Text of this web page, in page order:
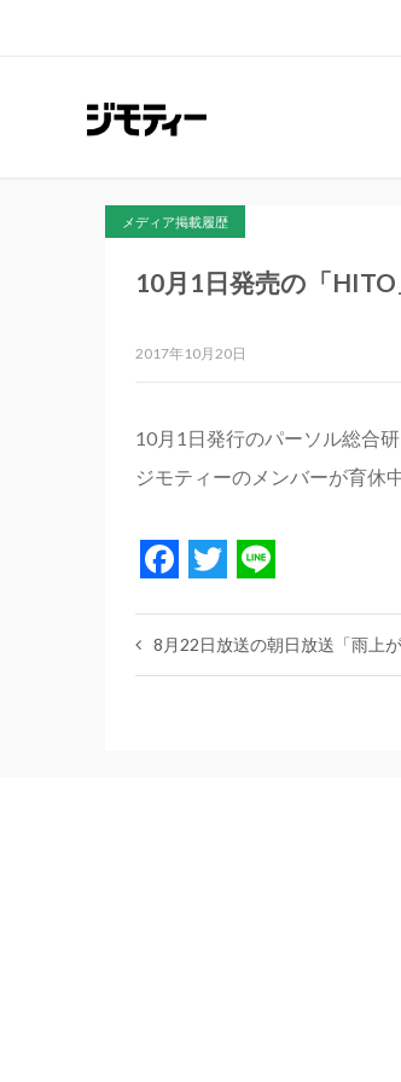
メディア掲載履歴
10月1日発売の「
2017年10月20日
10月1日発行のパーソル総合
ジモティーのメンバーが育休
Facebook
Twitter
8月22日放送の朝日放送「雨上